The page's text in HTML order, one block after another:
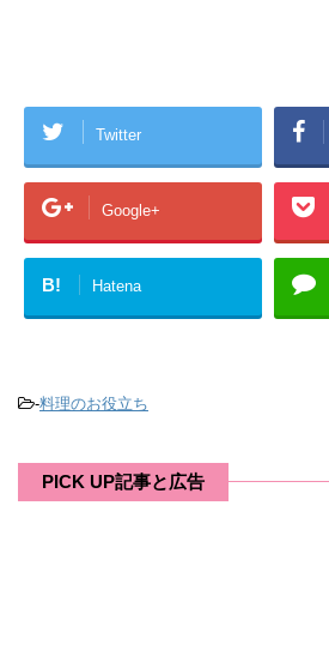
Twitter
Google+
B! Hatena
-料理のお役立ち
PICK UP記事と広告